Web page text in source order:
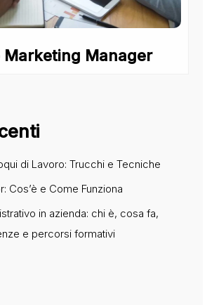
Marketing Manager
di Lavoro: Trucchi e Tecniche
Cos’è e Come Funziona
in azienda: chi è, cosa fa,
e percorsi formativi